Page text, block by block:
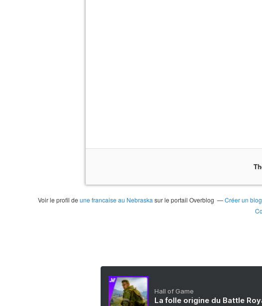
Voir le profil de une francaise au Nebraska sur le portail Overblog Créer un
Hall of Game
La folle origine du Battle